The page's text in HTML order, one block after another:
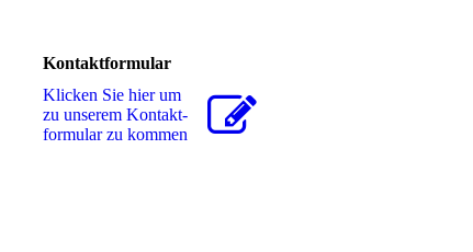
Kontaktformular
Klicken Sie hier um
zu unserem Kon­takt­
for­mu­lar zu kommen